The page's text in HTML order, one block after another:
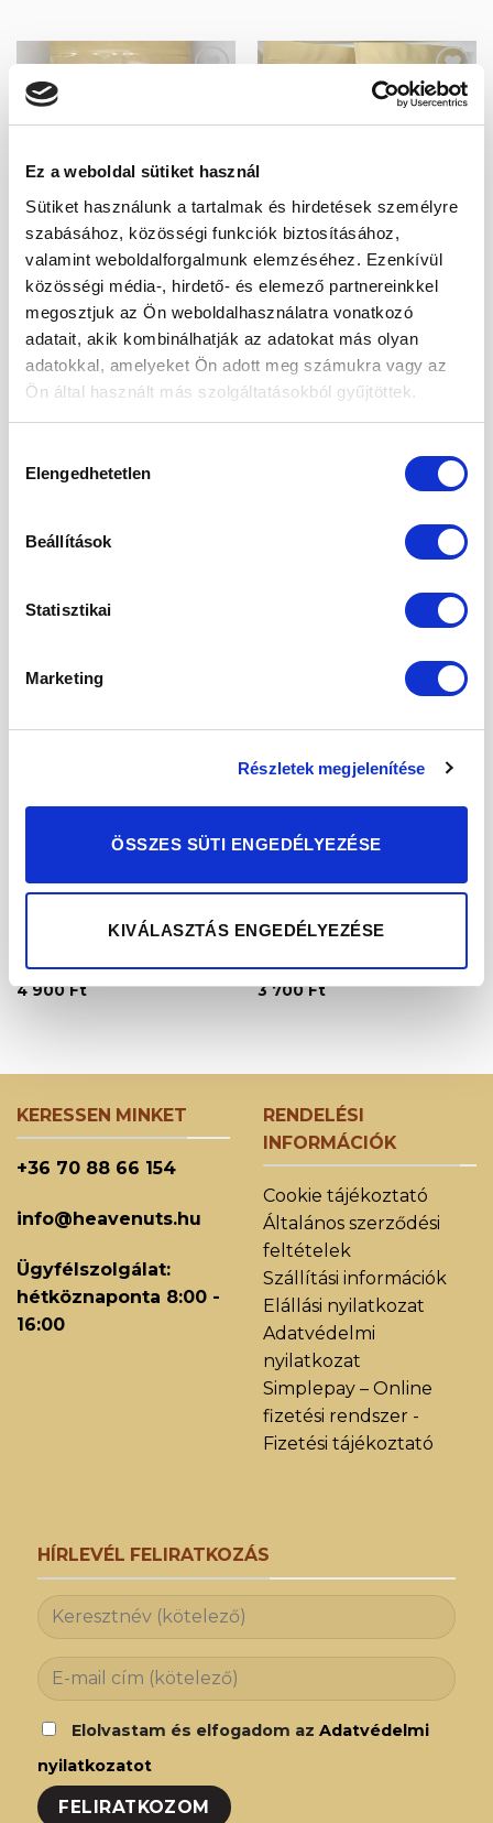
Ez a weboldal sütiket használ
Sütiket használunk a tartalmak és hirdetések személyre
szabásához, közösségi funkciók biztosításához,
valamint weboldalforgalmunk elemzéséhez. Ezenkívül
közösségi média-, hirdető- és elemező partnereinkkel
megosztjuk az Ön weboldalhasználatra vonatkozó
adatait, akik kombinálhatják az adatokat más olyan
adatokkal, amelyeket Ön adott meg számukra vagy az
Ön által használt más szolgáltatásokból gyűjtöttek.
kiválasztása
Elengedhetetlen
Beállítások
Statisztikai
Marketing
Részletek megjelenítése
ÖSSZES SÜTI ENGEDÉLYEZÉSE
KIVÁLASZTÁS ENGEDÉLYEZÉSE
ELFOGYOTT
JEGES TEA CSOMAGOK
Citromfű csomag
3 150Ft
JEGES TEA CSOMAGOK
Dupla hibiszkusz csomag
4 400Ft
JEGES TEA CSOMAGOK
Kedvencekhez
ELFOGYOTT
Hibiszkusz gyömbérrel
Kedvencekhez
ELFOGYOTT
Moringa 2 csomag
4 900Ft
Kedvencekhez
ELFOGYOTT
Moringa csomag
3 700Ft
KERESSEN MINKET
+36 70 88 66 154
info@heavenuts.hu
Ügyfélszolgálat:
hétköznaponta 8:00 -
16:00
RENDELÉSI
INFORMÁCIÓK
Cookie tájékoztató
Általános szerződési
feltételek
Szállítási információk
Elállási nyilatkozat
Adatvédelmi
nyilatkozat
Simplepay – Online
fizetési rendszer -
Fizetési tájékoztató
HÍRLEVÉL FELIRATKOZÁS
Elolvastam és elfogadom az Adatvédelmi
nyilatkozatot